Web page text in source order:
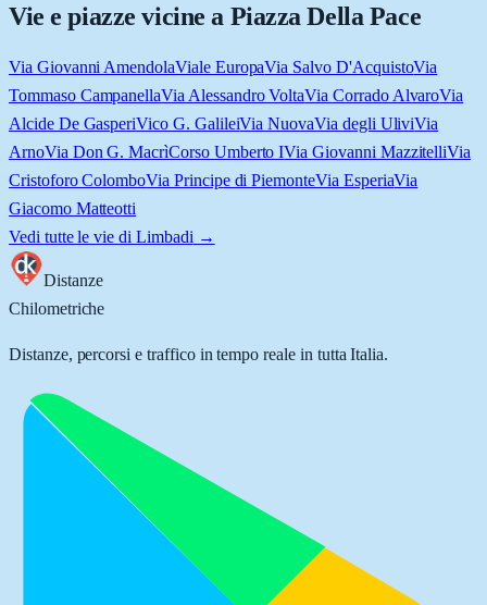
Vie e piazze vicine a Piazza Della Pace
Via Giovanni AmendolaViale EuropaVia Salvo D'AcquistoVia
Tommaso CampanellaVia Alessandro VoltaVia Corrado AlvaroVia
Alcide De GasperiVico G. GalileiVia NuovaVia degli UliviVia
ArnoVia Don G. MacrìCorso Umberto IVia Giovanni MazzitelliVia
Cristoforo ColomboVia Principe di PiemonteVia EsperiaVia
Giacomo Matteotti
Vedi tutte le vie di Limbadi →
Distanze
Chilometriche
Distanze, percorsi e traffico in tempo reale in tutta Italia.